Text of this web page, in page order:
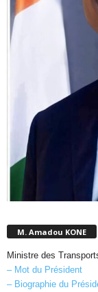
M. Amadou KONE
Ministre des
– Mot du Président
– Biographie du